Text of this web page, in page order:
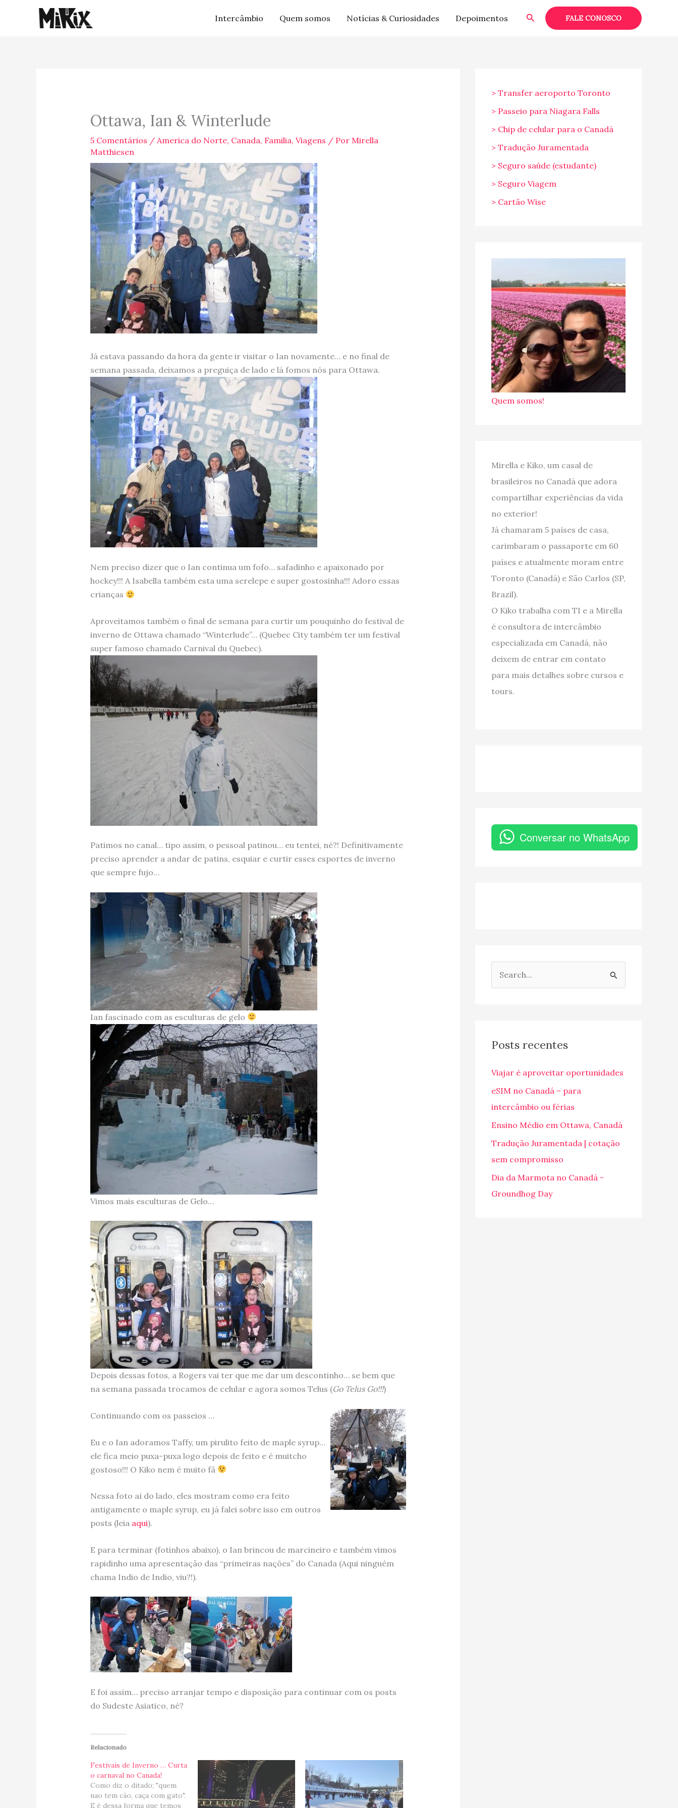
Intercâmbio Quem somos Notícias & Curiosidades Depoimentos PesquisarFALE CONOSCO
Ottawa, Ian & Winterlude
5 Comentários / America do Norte, Canada, Familia, Viagens / Por Mirella
Matthiesen
Já estava passando da hora da gente ir visitar o Ian novamente… e no final de
semana passada, deixamos a preguiça de lado e lá fomos nós para Ottawa.
Nem preciso dizer que o Ian continua um fofo… safadinho e apaixonado por
hockey!!! A Isabella também esta uma serelepe e super gostosinha!!! Adoro essas
crianças
Aproveitamos também o final de semana para curtir um pouquinho do festival de
inverno de Ottawa chamado “Winterlude”… (Quebec City também ter um festival
super famoso chamado Carnival du Quebec).
Patimos no canal… tipo assim, o pessoal patinou… eu tentei, né?! Definitivamente
preciso aprender a andar de patins, esquiar e curtir esses esportes de inverno
que sempre fujo…
Ian fascinado com as esculturas de gelo
Vimos mais esculturas de Gelo…
Depois dessas fotos, a Rogers vai ter que me dar um descontinho… se bem que
na semana passada trocamos de celular e agora somos Telus (Go Telus Go!!!)
Continuando com os passeios …
Eu e o Ian adoramos Taffy, um pirulito feito de maple syrup…
ele fica meio puxa-puxa logo depois de feito e é muitcho
gostoso!!! O Kiko nem é muito fã
Nessa foto aí do lado, eles mostram como era feito
antigamente o maple syrup, eu já falei sobre isso em outros
posts (leia aqui).
E para terminar (fotinhos abaixo), o Ian brincou de marcineiro e também vimos
rapidinho uma apresentação das “primeiras nações” do Canada (Aqui ninguém
chama Indio de Indio, viu?!).
E foi assim… preciso arranjar tempo e disposição para continuar com os posts
do Sudeste Asiatico, né?
Relacionado
Festivais de Inverno … Curta
o carnaval no Canada!
Como diz o ditado; "quem
nao tem cão, caça com gato".
E é dessa forma que temos
> Transfer aeroporto Toronto
> Passeio para Niagara Falls
> Chip de celular para o Canadá
> Tradução Juramentada
> Seguro saúde (estudante)
> Seguro Viagem
> Cartão Wise
Quem somos!
Mirella e Kiko, um casal de
brasileiros no Canadá que adora
compartilhar experiências da vida
no exterior!
Já chamaram 5 países de casa,
carimbaram o passaporte em 60
países e atualmente moram entre
Toronto (Canadá) e São Carlos (SP,
Brazil).
O Kiko trabalha com TI e a Mirella
é consultora de intercâmbio
especializada em Canadá, não
deixem de entrar em contato
para mais detalhes sobre cursos e
tours.
Conversar no WhatsApp
u
s
a
r
p
o
Posts recentes
Viajar é aproveitar oportunidades
eSIM no Canadá – para
intercâmbio ou férias
Ensino Médio em Ottawa, Canadá
Tradução Juramentada | cotação
sem compromisso
Dia da Marmota no Canadá -
Groundhog Day